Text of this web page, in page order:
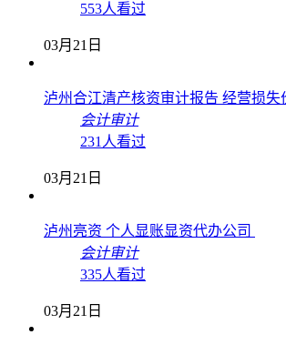
553人看过
03月21日
泸州合江清产核资审计报告 经营损失
会计审计
231人看过
03月21日
泸州亮资 个人显账显资代办公司
会计审计
335人看过
03月21日